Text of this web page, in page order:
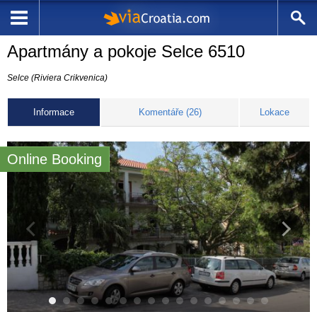
Apartmány a pokoje Selce 6510
Selce (Riviera Crikvenica)
Informace Komentáře (26) Lokace
Online Booking